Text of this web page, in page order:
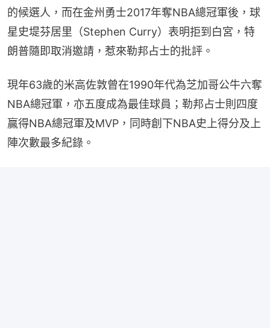
的候選人，而在金州勇士2017年奪NBA總冠軍後，球
星史堤芬居里（Stephen Curry）表明拒到白宮，特
朗普隨即取消邀請，惹來勒邦占士的批評。
現年63歲的米高佐敦曾在1990年代為芝加哥公牛六奪
NBA總冠軍，亦五度成為最佳球員；勒邦占士則四度
贏得NBA總冠軍及MVP，同時創下NBA史上得分及上
陣次數最多紀錄。